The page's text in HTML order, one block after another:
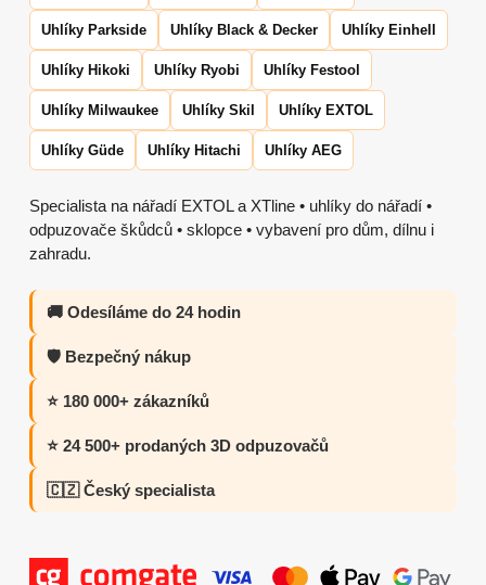
Uhlíky Parkside Uhlíky Black & Decker Uhlíky Einhell
Uhlíky Hikoki Uhlíky Ryobi Uhlíky Festool
Uhlíky Milwaukee Uhlíky Skil Uhlíky EXTOL
Uhlíky Güde Uhlíky Hitachi Uhlíky AEG
Specialista na nářadí EXTOL a XTline • uhlíky do nářadí •
odpuzovače škůdců • sklopce • vybavení pro dům, dílnu i
zahradu.
🚚 Odesíláme do 24 hodin
🛡️ Bezpečný nákup
⭐ 180 000+ zákazníků
⭐ 24 500+ prodaných 3D odpuzovačů
🇨🇿 Český specialista